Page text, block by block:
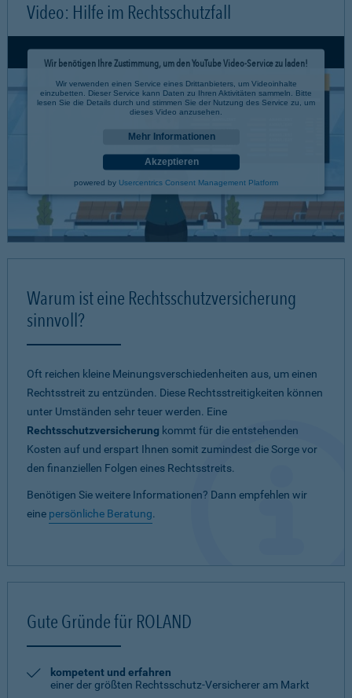
Video: Hilfe im Rechtsschutzfall
Wir benötigen Ihre Zustimmung, um den YouTube Video-Service zu laden!
Wir verwenden einen Service eines Drittanbieters, um Videoinhalte
einzubetten. Dieser Service kann Daten zu Ihren Aktivitäten sammeln. Bitte
lesen Sie die Details durch und stimmen Sie der Nutzung des Service zu, um
dieses Video anzusehen.
Mehr Informationen
Akzeptieren
powered by Usercentrics Consent Management Platform
Warum ist eine Rechtsschutzversicherung
sinnvoll?
Oft reichen kleine Meinungsverschiedenheiten aus, um einen
Rechtsstreit zu entzünden. Diese Rechtsstreitigkeiten können
unter Umständen sehr teuer werden. Eine
Rechtsschutzversicherung kommt für die entstehenden
Kosten auf und erspart Ihnen somit zumindest die Sorge vor
den finanziellen Folgen eines Rechtsstreits.
Benötigen Sie weitere Informationen? Dann empfehlen wir
eine persönliche Beratung.
Gute Gründe für ROLAND
kompetent und erfahren
einer der größten Rechtsschutz-Versicherer am Markt